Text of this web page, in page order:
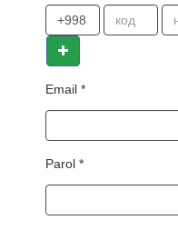
Email *
Parol *